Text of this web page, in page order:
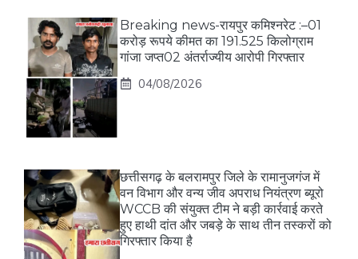
Breaking news-रायपुर कमिश्नरेट :–01
करोड़ रूपये कीमत का 191.525 किलोग्राम
गांजा जप्त02 अंतर्राज्यीय आरोपी गिरफ्तार
04/08/2026
छत्तीसगढ़ के बलरामपुर जिले के रामानुजगंज में
वन विभाग और वन्य जीव अपराध नियंत्रण ब्यूरो
WCCB की संयुक्त टीम ने बड़ी कार्रवाई करते
हुए हाथी दांत और जबड़े के साथ तीन तस्करों को
गिरफ्तार किया है